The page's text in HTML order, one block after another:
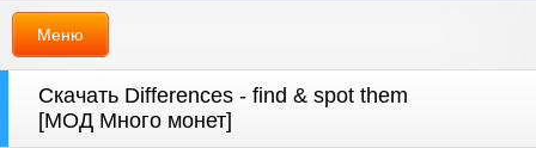
Меню
Скачать Differences - find & spot them
[МОД Много монет]